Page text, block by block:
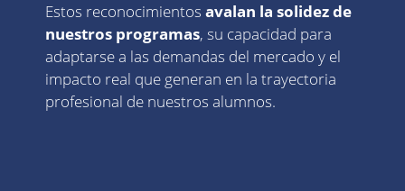
Estos reconocimientos avalan la solidez de
nuestros programas, su capacidad para
adaptarse a las demandas del mercado y el
impacto real que generan en la trayectoria
profesional de nuestros alumnos.